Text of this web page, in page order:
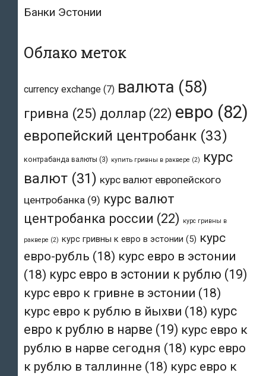
Банки Эстонии
Облако меток
currency exchange (7) валюта (58)
гривна (25) доллар (22) евро (82)
европейский центробанк (33)
контрабанда валюты (3) купить гривны в раквере (2)
курс
валют (31) курс валют европейского
центробанка (9) курс валют
центробанка россии (22) курс гривны в
раквере (2) курс гривны к евро в эстонии (5) курс
евро-рубль (18) курс евро в эстонии
(18) курс евро в эстонии к рублю (19)
курс евро к гривне в эстонии (18)
курс евро к рублю в йыхви (18) курс
евро к рублю в нарве (19) курс евро к
рублю в нарве сегодня (18) курс евро
к рублю в таллинне (18) курс евро к